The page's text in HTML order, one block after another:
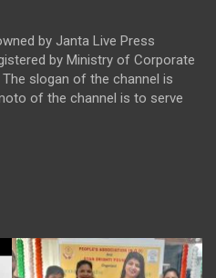
by Janta Live Press
by Ministry of Corporate
slogan of the channel is
of the channel is to serve